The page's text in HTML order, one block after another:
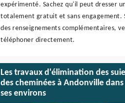
expérimenté. Sachez qu'il peut dresser
totalement gratuit et sans engagement.
des renseignements complémentaires,
téléphoner directement.
Les travaux d'élimination des
des cheminées à Andonville
ses environs